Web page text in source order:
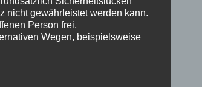
zu schlemmen. Ob
Gasthäusern rund
An grauen Tagen darf
nicht gewährleistet werden kann.
Person frei,
Wegen, beispielsweise